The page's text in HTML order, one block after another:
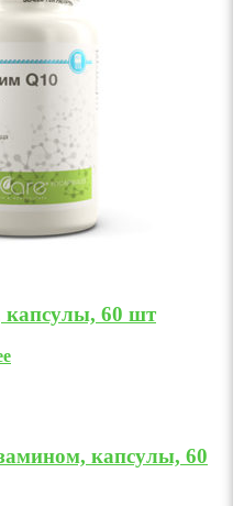
капсулы, 60 шт
капсулы, 60